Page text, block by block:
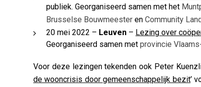
publiek. Georganiseerd samen met het
Brusselse Bouwmeester en Community
20 mei 2022 – Leuven – Lezing over
Georganiseerd samen met provincie
Voor deze lezingen tekenden ook Peter
de wooncrisis door gemeenschappelijk bezit’